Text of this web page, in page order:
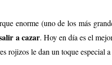
enorme (uno de los más
a cazar. Hoy en día es el
rojizos le dan un toque especial